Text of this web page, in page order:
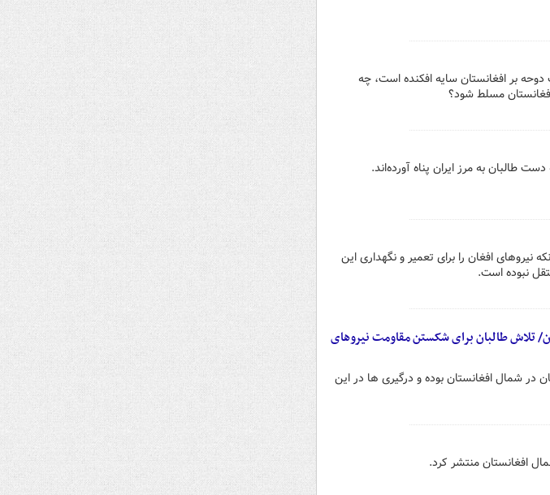
بر افغانستان سایه افکنده است، چه
افغانستان مسلط شود؟
طالبان به مرز ایران پناه آورده‌اند.
نیروهای افغان را برای تعمیر و نگهداری این
نبوده است.
تلاش طالبان برای شکستن مقاومت نیروهای
در شمال افغانستان بوده و درگیری ها در این
افغانستان منتشر کرد.